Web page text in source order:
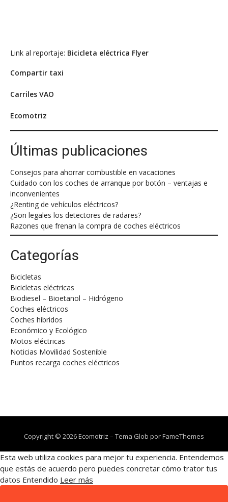
Link al reportaje: Bicicleta eléctrica Flyer
Compartir taxi
Carriles VAO
Ecomotriz
Últimas publicaciones
Consejos para ahorrar combustible en vacaciones
Cuidado con los coches de arranque por botón – ventajas e
inconvenientes
¿Renting de vehículos eléctricos?
¿Son legales los detectores de radares?
Razones que frenan la compra de coches eléctricos
Categorías
Bicicletas
Bicicletas eléctricas
Biodiesel – Bioetanol – Hidrógeno
Coches eléctricos
Coches híbridos
Económico y Ecológico
Motos eléctricas
Noticias Movilidad Sostenible
Puntos recarga coches eléctricos
Copyright © 2026 Ecomotriz – Tema Glob porFameThemes
Esta web utiliza cookies para mejor tu experiencia. Entendemos
que estás de acuerdo pero puedes concretar cómo trator tus
datos Entendido Leer más